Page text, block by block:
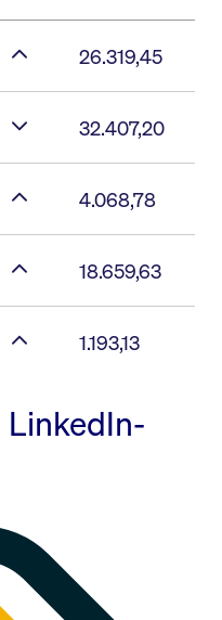
26.319,45
32.407,20
4.068,78
18.659,63
1.193,13
LinkedIn-